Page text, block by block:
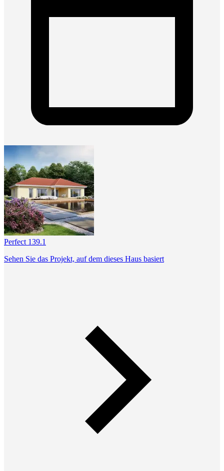
Perfect 139.1
Sehen Sie das Projekt, auf dem dieses Haus basiert